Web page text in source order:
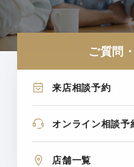
ご質問
来店相談予約
オンライン相談予
店舗一覧